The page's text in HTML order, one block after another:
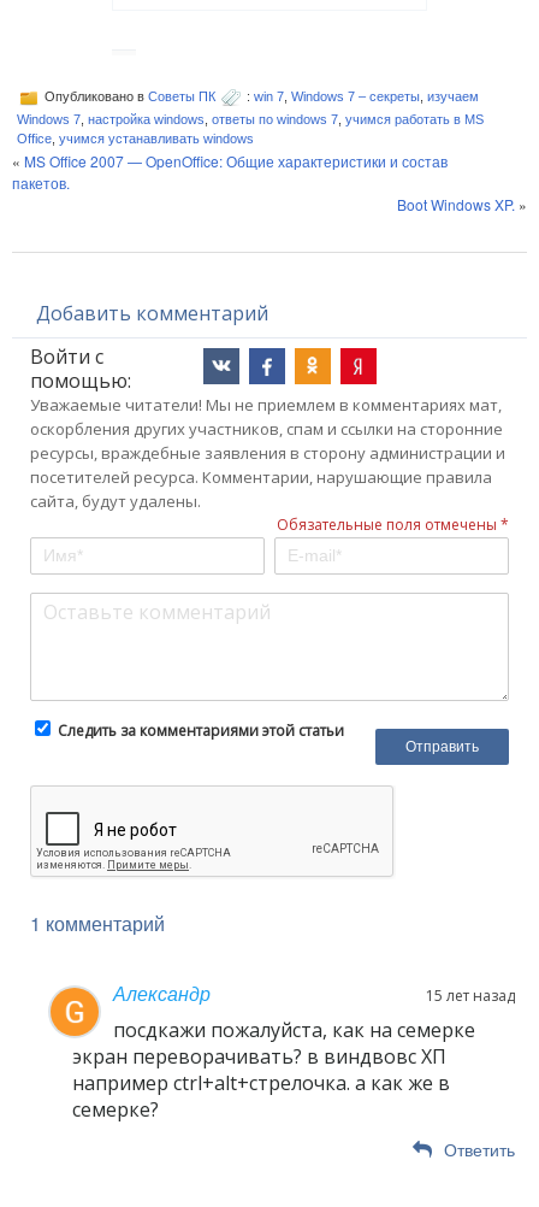
Опубликовано в Советы ПК : win 7 Windows 7 – секреты изучаем
Windows 7 настройка windows ответы по windows 7 учимся работать в MS
Office учимся устанавливать windows
« MS Office 2007 — OpenOffice: Общие характеристики и состав
пакетов.
Boot Windows XP. »
Добавить комментарий
Войти с
помощью:
Уважаемые читатели! Мы не приемлем в комментариях мат,
оскорбления других участников, спам и ссылки на сторонние
ресурсы, враждебные заявления в сторону администрации и
посетителей ресурса. Комментарии, нарушающие правила
сайта, будут удалены.
Обязательные поля отмечены *
Следить за комментариями этой статьи
1 комментарий
Александр 15 лет назад
посдкажи пожалуйста, как на семерке
экран переворачивать? в виндвовс ХП
например ctrl+alt+стрелочка. а как же в
семерке?
Ответить